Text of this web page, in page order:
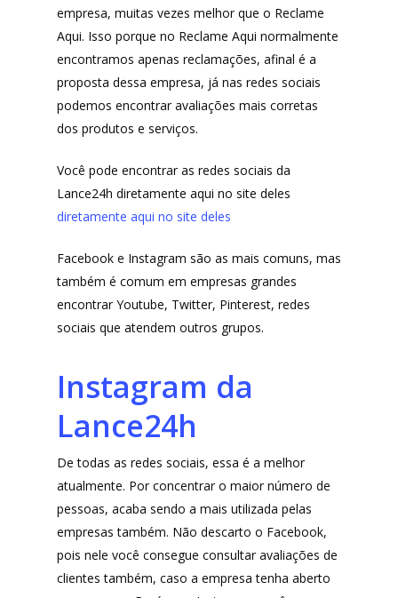
empresa, muitas vezes melhor que o Reclame
Aqui. Isso porque no Reclame Aqui normalmente
encontramos apenas reclamações, afinal é a
proposta dessa empresa, já nas redes sociais
podemos encontrar avaliações mais corretas
dos produtos e serviços.
Você pode encontrar as redes sociais da
Lance24h diretamente aqui no site deles
diretamente aqui no site deles
Facebook e Instagram são as mais comuns, mas
também é comum em empresas grandes
encontrar Youtube, Twitter, Pinterest, redes
sociais que atendem outros grupos.
Instagram da
Lance24h
De todas as redes sociais, essa é a melhor
atualmente. Por concentrar o maior número de
pessoas, acaba sendo a mais utilizada pelas
empresas também. Não descarto o Facebook,
pois nele você consegue consultar avaliações de
clientes também, caso a empresa tenha aberto
Lista de lojas
Sofast
Electromarcas
DenimZero
ExtremeUV
Dunard
Moda Infantil
Piradinhos
Laluna Modas
Me Indique uma
Descontos
MAIS ACESSADOS
Amazon
Wevans
MindsUp